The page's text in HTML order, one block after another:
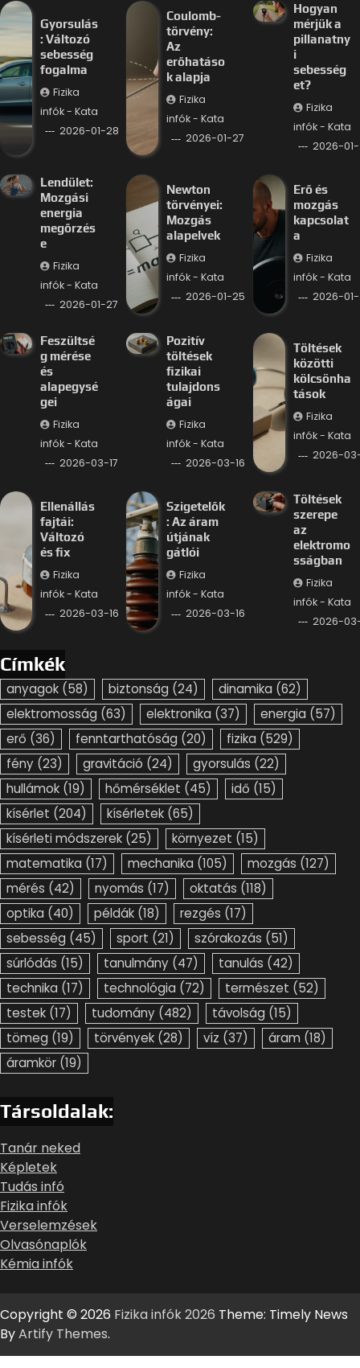
Gyorsulás
: Változó
sebesség
fogalma
Fizika
infók - Kata
2026-01-28
Coulomb-
törvény:
Az
erőhatáso
k alapja
Fizika
infók - Kata
2026-01-27
Hogyan
mérjük a
pillanatny
i
sebesség
et?
Fizika
infók - Kata
2026-
Lendület:
Mozgási
energia
megőrzés
e
Fizika
infók - Kata
2026-01-27
Newton
törvényei:
Mozgás
alapelvek
Fizika
infók - Kata
2026-01-25
Erő és
mozgás
kapcsolat
a
Fizika
infók - Kata
2026-
Feszültsé
g mérése
és
alapegysé
gei
Fizika
infók - Kata
2026-03-17
Pozitív
töltések
fizikai
tulajdons
ágai
Fizika
infók - Kata
2026-03-16
Töltések
közötti
kölcsönha
tások
Fizika
infók - Kata
2026-
Ellenállás
fajtái:
Változó
és fix
Fizika
infók - Kata
2026-03-16
Szigetelők
: Az áram
útjának
gátlói
Fizika
infók - Kata
2026-03-16
Töltések
szerepe
az
elektromo
sságban
Fizika
infók - Kata
2026-
Címkék
anyagok (58) biztonság (24) dinamika (62)
elektromosság (63) elektronika (37) energia (57)
erő (36) fenntarthatóság (20) fizika (529)
fény (23) gravitáció (24) gyorsulás (22)
hullámok (19) hőmérséklet (45) idő (15)
kísérlet (204) kísérletek (65)
kísérleti módszerek (25) környezet (15)
matematika (17) mechanika (105) mozgás (127)
mérés (42) nyomás (17) oktatás (118)
optika (40) példák (18) rezgés (17)
sebesség (45) sport (21) szórakozás (51)
súrlódás (15) tanulmány (47) tanulás (42)
technika (17) technológia (72) természet (52)
testek (17) tudomány (482) távolság (15)
tömeg (19) törvények (28) víz (37) áram (18)
áramkör (19)
Társoldalak:
Tanár neked
Képletek
Tudás infó
Fizika infók
Verselemzések
Olvasónaplók
Kémia infók
Copyright © 2026 Fizika infók 2026 Theme: Timely News
ByArtify Themes.